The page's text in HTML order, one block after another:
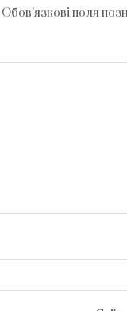
Обов’язкові поля